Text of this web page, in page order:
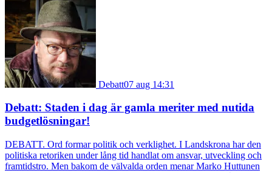
Debatt07 aug 14:31
Debatt: Staden i dag är gamla meriter med nutida
budgetlösningar!
DEBATT. Ord formar politik och verklighet. I Landskrona har den
politiska retoriken under lång tid handlat om ansvar, utveckling och
framtidstro. Men bakom de välvalda orden menar Marko Huttunen